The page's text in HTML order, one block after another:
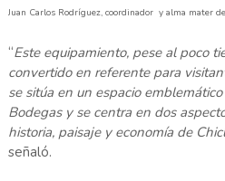
Juan Carlos Rodríguez, coordinador y alma mater
“Este equipamiento, pese al poco
convertido en referente para
se sitúa en un espacio
Bodegas y se centra en dos
historia, paisaje y economía de
señaló.